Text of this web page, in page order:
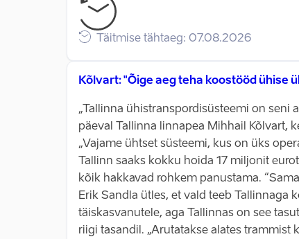
Täitmise tähtaeg: 07.08.2026
Kõlvart: "Õige aeg teha koostööd
„Tallinna ühistranspordisüsteemi on seni
päeval Tallinna linnapea Mihhail Kõlvart,
„Vajame ühtset süsteemi, kus on üks
Tallinn saaks kokku hoida 17 miljonit
kõik hakkavad rohkem panustama.
Erik Sandla ütles, et vald teeb Tallinnaga
täiskasvanutele, aga Tallinnas on see
riigi tasandil. „Arutatakse alates trammist